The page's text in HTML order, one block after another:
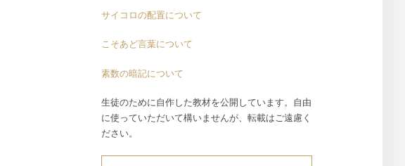
サイコロの配置について
こそあど言葉について
素数の暗記について
生徒のために自作した教材を公開しています。自由
に使っていただいて構いませんが、転載はご遠慮く
ださい。